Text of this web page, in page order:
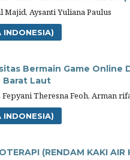
Aysanti Yuliana Paulus
INDONESIA)
Bermain Game Online
Barat Laut
Fepyani Theresna Feoh, Arman
INDONESIA)
(RENDAM KAKI